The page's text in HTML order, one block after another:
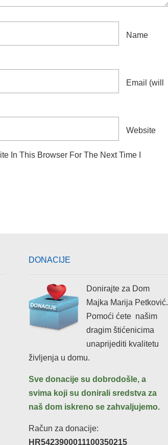
Name
Email (will
Website
In This Browser For The Next Time I
DONACIJE
Donirajte za Dom
Majka Marija Petković.
Pomoći ćete našim
dragim štićenicima
unaprijediti kvalitetu
življenja u domu.
Sve donacije su dobrodošle, a
svima koji su donirali sredstva za
naš dom iskreno se zahvaljujemo.
Račun za donacije:
HR5423900011100350215